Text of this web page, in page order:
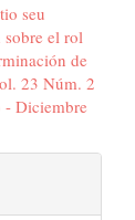
seu
sobre el rol
de
23 Núm. 2
- Diciembre